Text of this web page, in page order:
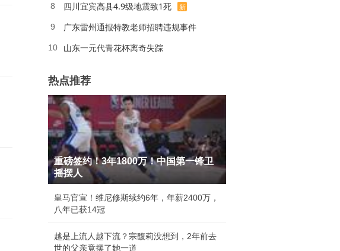
1
2
8 四川宜宾高县4.9级地震致1死 新
9 广东雷州通报特教老师招聘违规事件
10 山东一元代青花杯离奇失踪
热点推荐
重磅签约！3年1800万！中国第一锋卫
摇摆人
皇马官宣！维尼修斯续约6年，年薪2400万，
八年已获14冠
越是上流人越下流？宗馥莉没想到，2年前去
世的父亲竟摆了她一道